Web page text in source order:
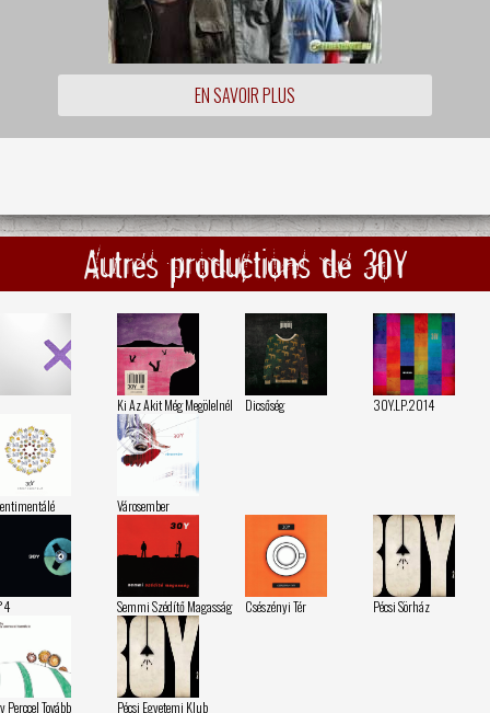
EN SAVOIR PLUS
Autres productions de 30Y
Ki Az Akit Még Megölelnél Dicsőség 30Y.LP.2014
Városember
Semmi Szédítő Magasság Csészényi Tér Pécsi Sörház
Perccel Tovább Pécsi Egyetemi Klub